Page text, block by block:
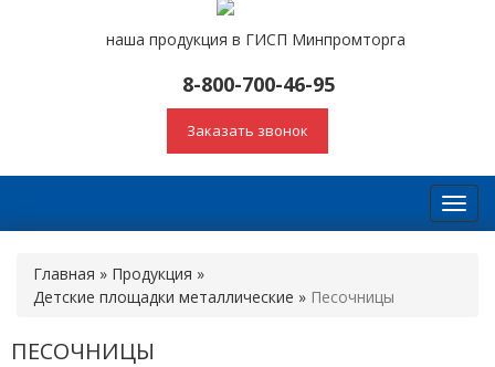
наша продукция в ГИСП Минпромторга
8-800-700-46-95
Заказать звонок
Главная » Продукция »
Детские площадки металлические » Песочницы
ПЕСОЧНИЦЫ